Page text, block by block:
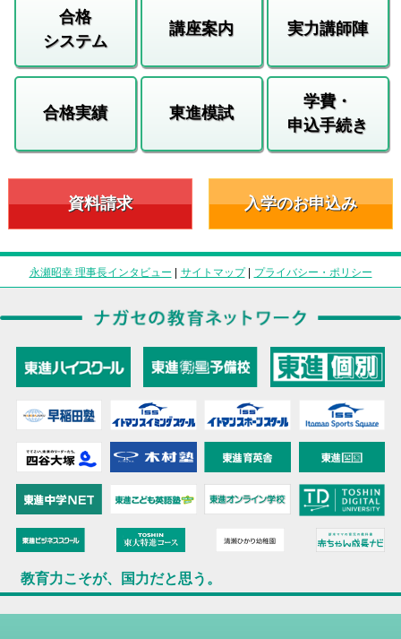
合格
システム
講座案内 実力講師陣
合格実績 東進模試
学費・
申込手続き
資料請求 入学のお申込み
永瀬昭幸 理事長インタビュー | サイトマップ| プライバシー・ポリシー
教育力こそが、国力だと思う。